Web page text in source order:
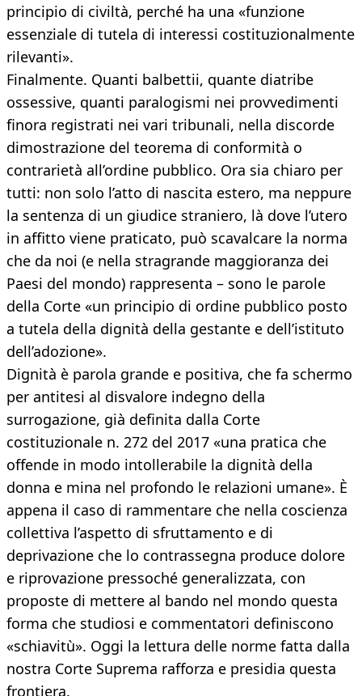
principio di civiltà, perché ha una «funzione
essenziale di tutela di interessi costituzionalmente
rilevanti».
Finalmente. Quanti balbettii, quante diatribe
ossessive, quanti paralogismi nei provvedimenti
finora registrati nei vari tribunali, nella discorde
dimostrazione del teorema di conformità o
contrarietà all’ordine pubblico. Ora sia chiaro per
tutti: non solo l’atto di nascita estero, ma neppure
la sentenza di un giudice straniero, là dove l’utero
in affitto viene praticato, può scavalcare la norma
che da noi (e nella stragrande maggioranza dei
Paesi del mondo) rappresenta – sono le parole
della Corte «un principio di ordine pubblico posto
a tutela della dignità della gestante e dell’istituto
dell’adozione».
Dignità è parola grande e positiva, che fa schermo
per antitesi al disvalore indegno della
surrogazione, già definita dalla Corte
costituzionale n. 272 del 2017 «una pratica che
offende in modo intollerabile la dignità della
donna e mina nel profondo le relazioni umane». È
appena il caso di rammentare che nella coscienza
collettiva l’aspetto di sfruttamento e di
deprivazione che lo contrassegna produce dolore
e riprovazione pressoché generalizzata, con
proposte di mettere al bando nel mondo questa
forma che studiosi e commentatori definiscono
«schiavitù». Oggi la lettura delle norme fatta dalla
nostra Corte Suprema rafforza e presidia questa
frontiera.